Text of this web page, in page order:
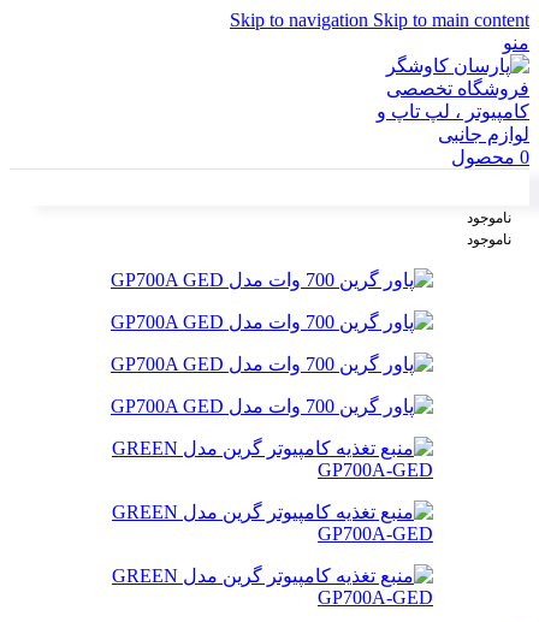
Skip to navigation Skip to main content
منو
0 محصول
ناموجود
ناموجود